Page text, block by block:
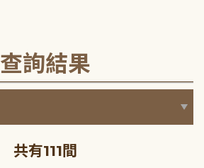
查詢結果
共有111間